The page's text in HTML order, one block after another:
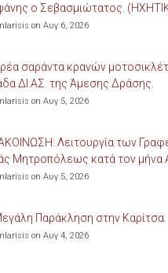
ο Σεβασμιώτατος.
on Αυγ 6, 2026
σαράντα κρανών
ΔΙ.ΑΣ. της Άμεσης Δράσης.
on Αυγ 5, 2026
Λειτουργία των
Μητροπόλεως κατά τον μήνα
on Αυγ 5, 2026
Παράκληση στην Καρίτσα.
on Αυγ 4, 2026